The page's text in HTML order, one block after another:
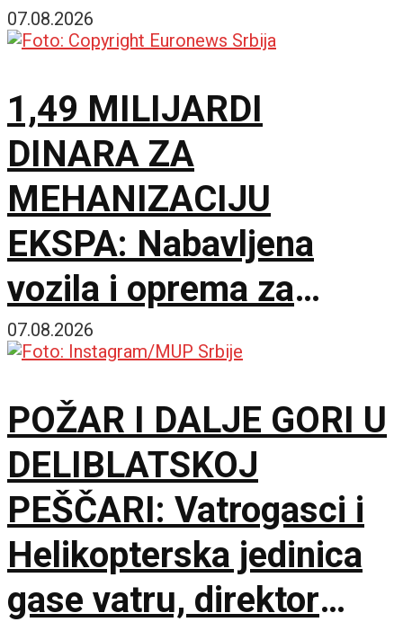
proizvodi
07.08.2026
1,49 MILIJARDI
DINARA ZA
MEHANIZACIJU
EKSPA: Nabavljena
vozila i oprema za
čišćenje i održavanje
07.08.2026
POŽAR I DALJE GORI U
DELIBLATSKOJ
PEŠČARI: Vatrogasci i
Helikopterska jedinica
gase vatru, direktor